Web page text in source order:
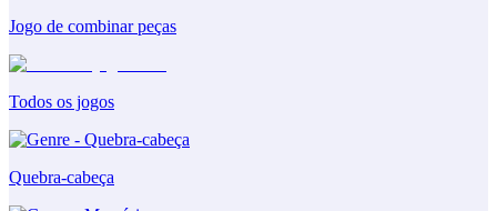
Jogo de combinar peças
Todos os jogos
Quebra-cabeça